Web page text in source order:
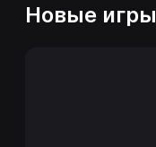
Новые игры